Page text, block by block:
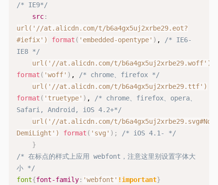
/* IE9*/
src:
url('//at.alicdn.com/t/b6a4gx5uj2xrbe29.eot?
#iefix')
format ( 'embedded-opentype' ) ,
/* IE6-
IE8 */
url('//at.alicdn.com/t/b6a4gx5uj2xrbe29.woff')
format ( 'woff' ) ,
/* chrome、firefox */
url('//at.alicdn.com/t/b6a4gx5uj2xrbe29.ttf')
format ( 'truetype' ) ,
/* chrome、firefox、opera、
Safari, Android, iOS 4.2+*/
url('//at.alicdn.com/t/
DemiLight')
format ( 'svg' ) ;
/* iOS 4.1- */
}
/* 在标点的样式上应用 webfont，注意这里别设置字体大
小 */
font{font-family: 'webfont' !important}